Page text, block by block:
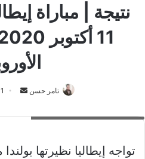
نتيجة | مباراة
تامر حسن
أرسل 11